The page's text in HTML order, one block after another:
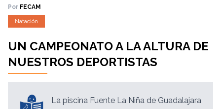
Por FECAM
Natación
UN CAMPEONATO A LA ALTURA DE
NUESTROS DEPORTISTAS
La piscina Fuente La Niña de Guadalajara